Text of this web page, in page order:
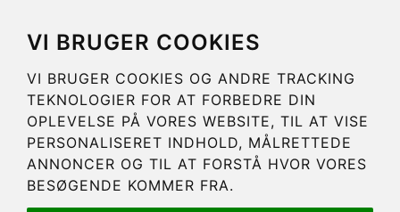
VI BRUGER COOKIES
VI BRUGER COOKIES OG ANDRE TRACKING
TEKNOLOGIER FOR AT FORBEDRE DIN
OPLEVELSE PÅ VORES WEBSITE, TIL AT VISE
PERSONALISERET INDHOLD, MÅLRETTEDE
ANNONCER OG TIL AT FORSTÅ HVOR VORES
BESØGENDE KOMMER FRA.